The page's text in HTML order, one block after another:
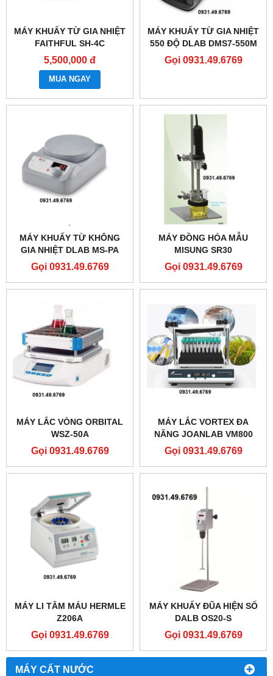
MÁY CẤT NƯỚC
MÁY KHUẤY TỪ GIA NHIỆT
FAITHFUL SH-4C
5,500,000 đ
MUA NGAY
MÁY KHUẤY TỪ GIA NHIỆT
550 ĐỘ DLAB DMS7-550M
Gọi 0931.49.6769
MÁY KHUẤY TỪ KHÔNG
GIA NHIỆT DLAB MS-PA
Gọi 0931.49.6769
MÁY ĐỒNG HÓA MẪU
MISUNG SR30
Gọi 0931.49.6769
MÁY LẮC VÒNG ORBITAL
WSZ-50A
Gọi 0931.49.6769
MÁY LẮC VORTEX ĐA
NĂNG JOANLAB VM800
Gọi 0931.49.6769
MÁY LI TÂM MÁU HERMLE
Z206A
Gọi 0931.49.6769
MÁY KHUẤY ĐŨA HIỆN SỐ
DALB OS20-S
Gọi 0931.49.6769